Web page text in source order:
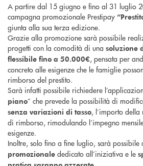
A partire dal 15 giugno e fino al 31 luglio
campagna promozionale Prestipay
giunta alla sua terza edizione.
Grazie alla promozione sarà possibile
progetti con la comodità di una soluzione
flessibile fino a 50.000€, pensata per
concreto alle esigenze che le famiglie
rimborso del prestito.
Sarà infatti possibile richiedere
piano” che prevede la possibilità di
senza variazioni di tasso, l’importo
di rimborso, rimodulando l’impegno
esigenze.
Inoltre, solo fino a fine luglio, sarà possibile
promozionale dedicato all’iniziativa e le